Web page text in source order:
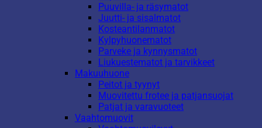
Puuvilla- ja räsymatot
Juutti- ja sisalmatot
Kosteantilanmatot
Kylpyhuonematot
Parveke ja kynnysmatot
Liukuestematot ja tarvikkeet
Makuuhuone
Peitot ja tyynyt
Muovitettu frotee ja patjansuojat
Patjat ja varavuoteet
Vaahtomuovit